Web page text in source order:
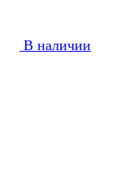
В наличии